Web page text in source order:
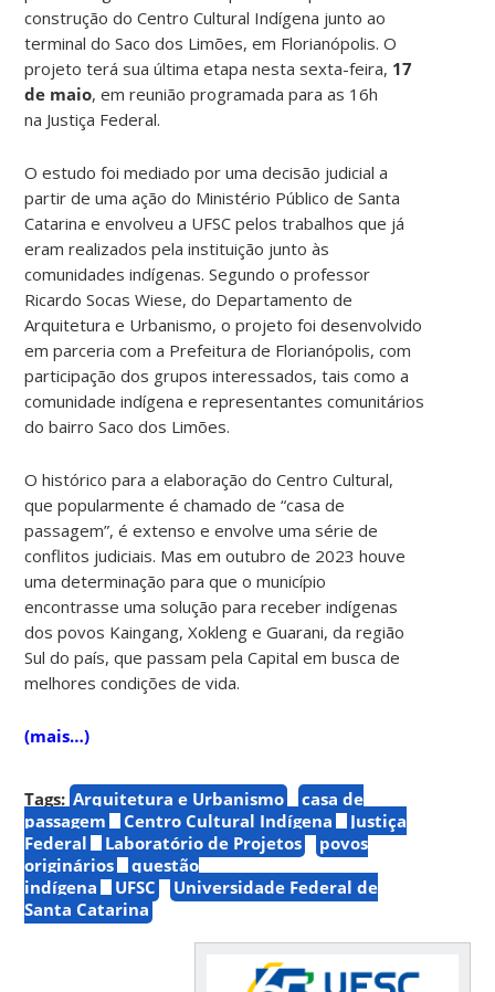
construção do Centro Cultural Indígena junto ao
terminal do Saco dos Limões, em Florianópolis. O
projeto terá sua última etapa nesta sexta-feira, 17
de maio, em reunião programada para as 16h
na Justiça Federal.
O estudo foi mediado por uma decisão judicial a
partir de uma ação do Ministério Público de Santa
Catarina e envolveu a UFSC pelos trabalhos que já
eram realizados pela instituição junto às
comunidades indígenas. Segundo o professor
Ricardo Socas Wiese, do Departamento de
Arquitetura e Urbanismo, o projeto foi desenvolvido
em parceria com a Prefeitura de Florianópolis, com
participação dos grupos interessados, tais como a
comunidade indígena e representantes comunitários
do bairro Saco dos Limões.
O histórico para a elaboração do Centro Cultural,
que popularmente é chamado de “casa de
passagem”, é extenso e envolve uma série de
conflitos judiciais. Mas em outubro de 2023 houve
uma determinação para que o município
encontrasse uma solução para receber indígenas
dos povos Kaingang, Xokleng e Guarani, da região
Sul do país, que passam pela Capital em busca de
melhores condições de vida.
(mais…)
Tags: Arquitetura e Urbanismo
casa de
passagem
Centro Cultural Indígena
Justiça
Federal
Laboratório de Projetos
povos
originários
questão
indígena
UFSC
Universidade Federal de
Santa Catarina